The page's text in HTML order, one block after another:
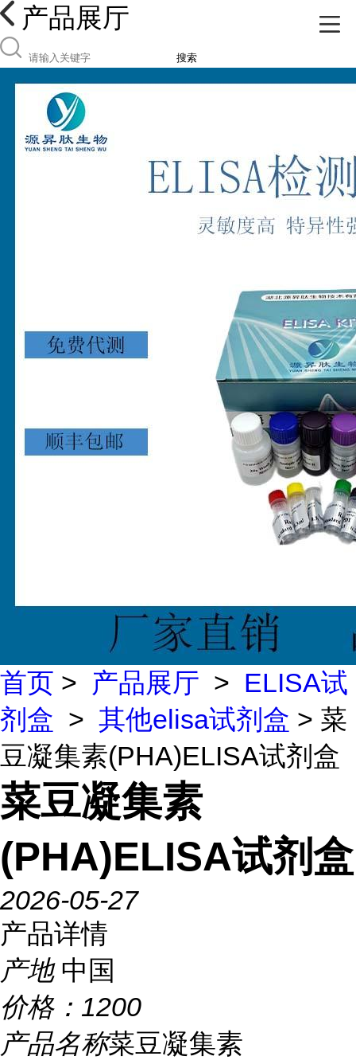
产品展厅
搜索
首页 > 产品展厅 > ELISA试
剂盒 > 其他elisa试剂盒 > 菜
豆凝集素(PHA)ELISA试剂盒
菜豆凝集素
(PHA)ELISA试剂盒
2026-05-27
产品详情
产地 中国
价格： 1200
产品名称菜豆凝集素